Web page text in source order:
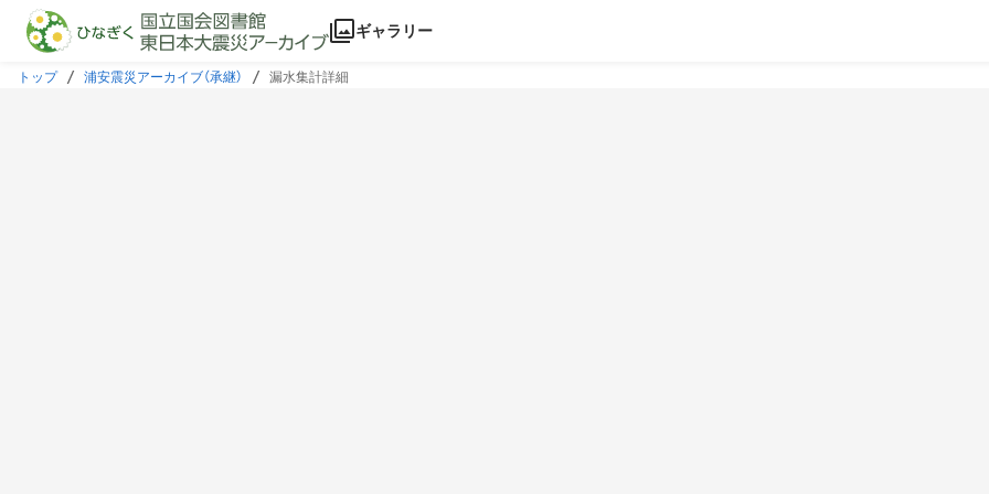
本文に飛ぶ
ギャラリー
トップ 浦安震災アーカイブ（承継） 漏水集計詳細